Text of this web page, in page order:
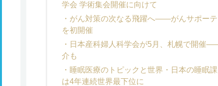
学会 学術集会開催に向けて
がん対策の次なる飛躍へ――がんサポー
を初開催
日本産科婦人科学会が5月、札幌で開催
介も
睡眠医療のトピックと世界・日本の睡
は4年連続世界最下位に